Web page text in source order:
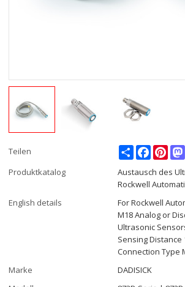
Teilen ShareFacebook
Produktkatalog
Austausch des
Rockwell
English details
For Rockwell
M18 Analog or
Ultrasonic
Sensing Distance
Connection Type
Marke
DADISICK